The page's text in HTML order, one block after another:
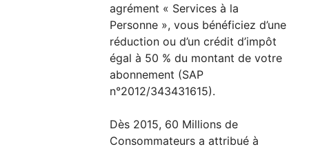
agrément « Services à la
Personne », vous bénéficiez d’une
réduction ou d’un crédit d’impôt
égal à 50 % du montant de votre
abonnement (SAP
n°2012/343431615).
Dès 2015, 60 Millions de
Consommateurs a attribué à